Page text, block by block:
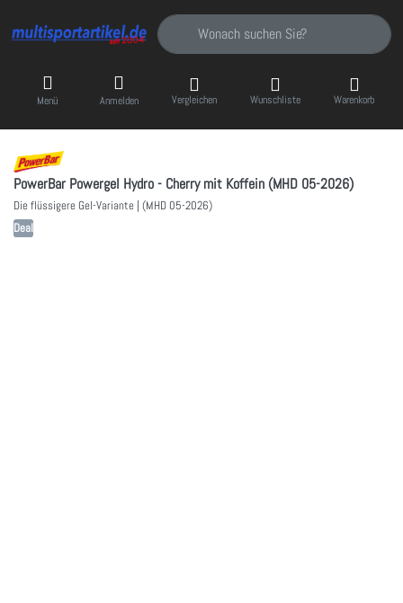
Geben Sie einen Suchbegriff ein. Während
Menü Anmelden Vergleichen Wunschliste Warenkorb
PowerBar Powergel Hydro - Cherry mit Koffein (MHD 05-2026)
Die flüssigere Gel-Variante | (MHD 05-2026)
Deal